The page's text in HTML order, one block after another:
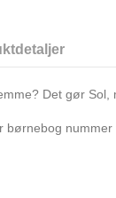
Det gør
børnebog nummer